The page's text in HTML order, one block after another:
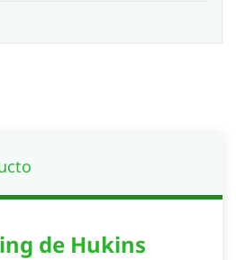
de Hukins